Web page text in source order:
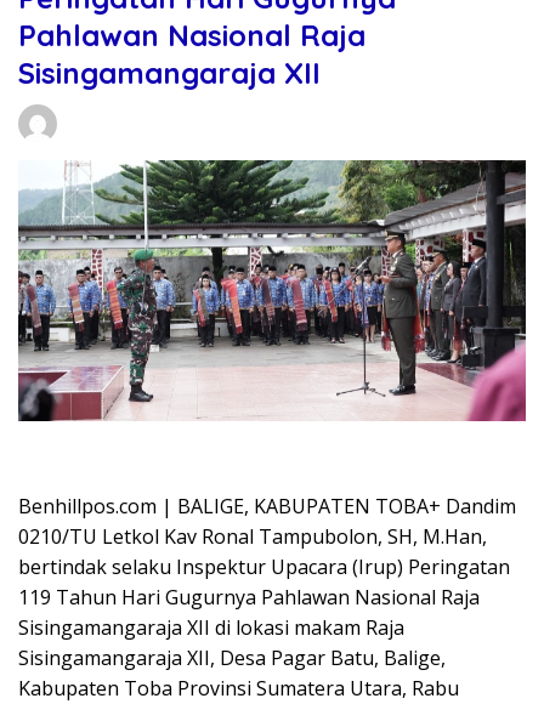
Pahlawan Nasional Raja
Sisingamangaraja XII
Benhillpos.com | BALIGE, KABUPATEN TOBA+ Dandim
0210/TU Letkol Kav Ronal Tampubolon, SH, M.Han,
bertindak selaku Inspektur Upacara (Irup) Peringatan
119 Tahun Hari Gugurnya Pahlawan Nasional Raja
Sisingamangaraja XII di lokasi makam Raja
Sisingamangaraja XII, Desa Pagar Batu, Balige,
Kabupaten Toba Provinsi Sumatera Utara, Rabu